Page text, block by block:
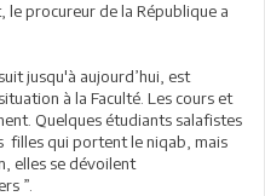
le procureur de la République a
jusqu'à aujourd’hui, est
à la Faculté. Les cours et
Quelques étudiants salafistes
filles qui portent le niqab, mais
elles se dévoilent
”.